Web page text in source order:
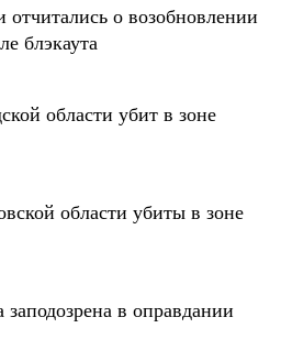
отчитались о возобновлении
блэкаута
области убит в зоне
области убиты в зоне
в оправдании